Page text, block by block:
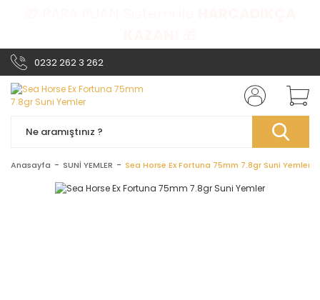
0232 262 3 262
Anasayfa SUNİ YEMLER Sea Horse Ex Fortuna 75mm 7.8gr Suni Yemler